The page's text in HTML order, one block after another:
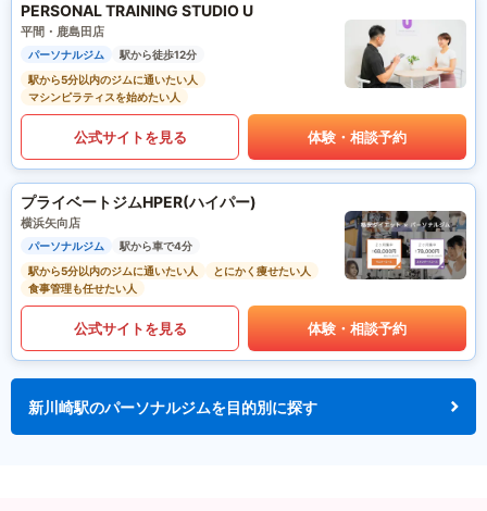
PERSONAL TRAINING STUDIO U
平間・鹿島田店
パーソナルジム
駅から徒歩12分
駅から5分以内のジムに通いたい人
マシンピラティスを始めたい人
公式サイトを見る 体験・相談予約
プライベートジムHPER(ハイパー)
横浜矢向店
パーソナルジム
駅から車で4分
駅から5分以内のジムに通いたい人
とにかく痩せたい人
食事管理も任せたい人
公式サイトを見る 体験・相談予約
新川崎駅のパーソナルジムを目的別に探す